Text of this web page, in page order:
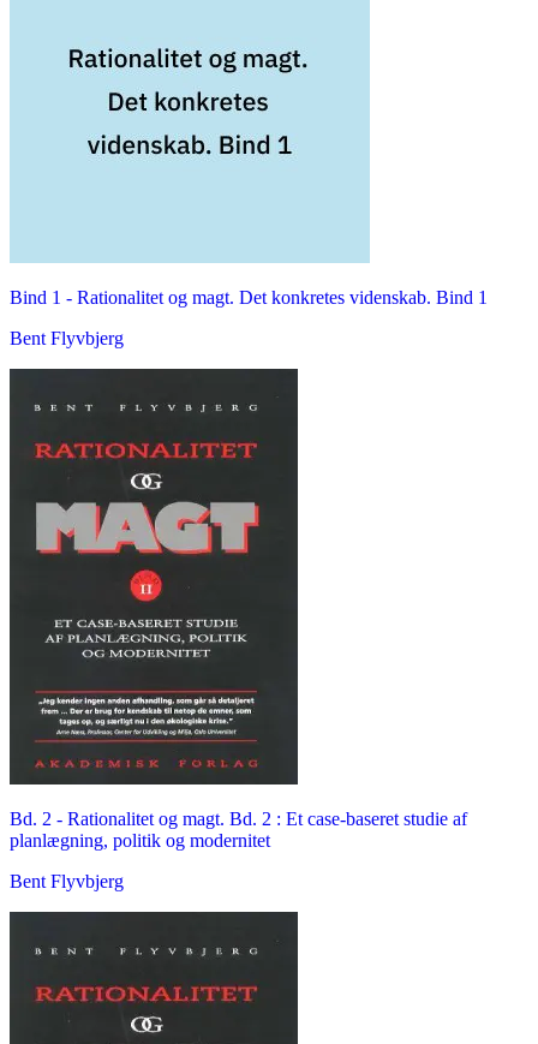
Bind 1 - Rationalitet og magt. Det konkretes videnskab. Bind 1
Bent Flyvbjerg
Bd. 2 - Rationalitet og magt. Bd. 2 : Et case-baseret studie af
planlægning, politik og modernitet
Bent Flyvbjerg